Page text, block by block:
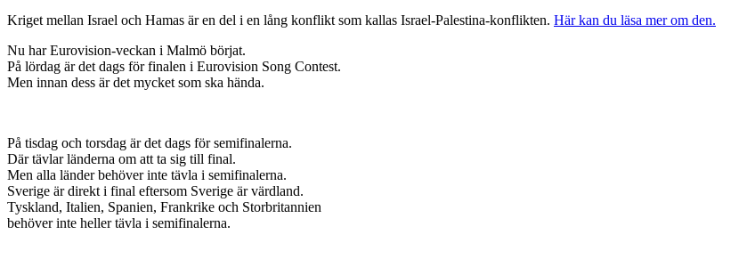
Kriget mellan Israel och Hamas är en del i en lång konflikt som kallas Israel-Palestina-konflikten. Här kan du läsa mer om den.
Nu har Eurovision-veckan i Malmö börjat.
På lördag är det dags för finalen i Eurovision Song Contest.
Men innan dess är det mycket som ska hända.
På tisdag och torsdag är det dags för semifinalerna.
Där tävlar länderna om att ta sig till final.
Men alla länder behöver inte tävla i semifinalerna.
Sverige är direkt i final eftersom Sverige är värdland.
Tyskland, Italien, Spanien, Frankrike och Storbritannien
behöver inte heller tävla i semifinalerna.